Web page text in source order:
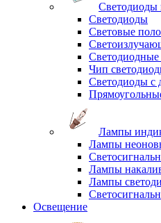
Светодиоды
Светодиоды
Световые
Чип
Светодиоды с
Лампы
Лампы
Лампы
Лампы
Освещение